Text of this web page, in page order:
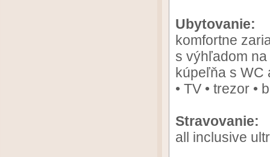
Ubytovanie:
komfortne
s výhľadom na
kúpeľňa s WC
• TV • trezor •
Stravovanie:
all inclusive